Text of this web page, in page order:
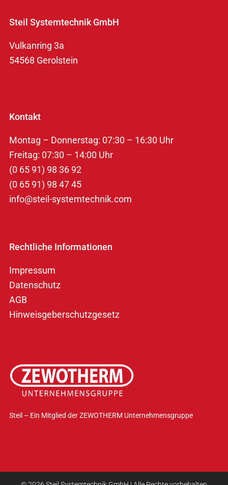
Steil Systemtechnik GmbH
Vulkanring 3a
54568 Gerolstein
Kontakt
Montag – Donnerstag: 07:30 – 16:30 Uhr
Freitag: 07:30 – 14:00 Uhr
(0 65 91) 98 36 92
(0 65 91) 98 47 45
info@steil-systemtechnik.com
Rechtliche Informationen
Impressum
Datenschutz
AGB
Hinweisgeberschutzgesetz
Steil – Ein Mitglied der ZEWOTHERM Unternehmensgruppe